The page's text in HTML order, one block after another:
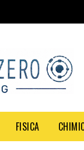
FISICA